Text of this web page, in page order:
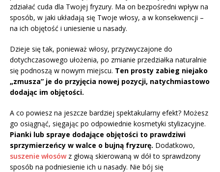
zdziałać cuda dla Twojej fryzury. Ma on bezpośredni wpływ na
sposób, w jaki układają się Twoje włosy, a w konsekwencji –
na ich objętość i uniesienie u nasady.
Dzieje się tak, ponieważ włosy, przyzwyczajone do
dotychczasowego ułożenia, po zmianie przedziałka naturalnie
się podnoszą w nowym miejscu. Ten prosty zabieg niejako
„zmusza” je do przyjęcia nowej pozycji, natychmiastowo
dodając im objętości.
A co powiesz na jeszcze bardziej spektakularny efekt? Możesz
go osiągnąć, sięgając po odpowiednie kosmetyki stylizacyjne.
Pianki lub spraye dodające objętości to prawdziwi
sprzymierzeńcy w walce o bujną fryzurę. Dodatkowo,
suszenie włosówz głową skierowaną w dół to sprawdzony
sposób na podniesienie ich u nasady. Nie bój się